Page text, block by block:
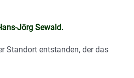
Jörg Sewald.
Standort entstanden, der das